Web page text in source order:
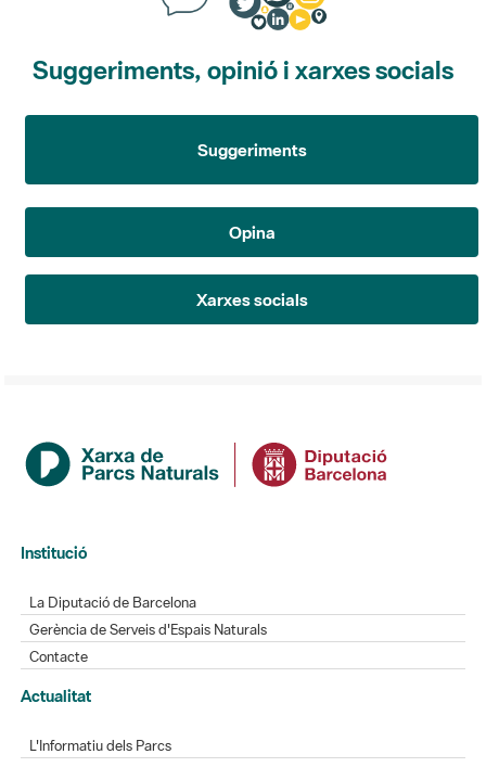
Suggeriments, opinió i xarxes socials
Suggeriments
Opina
Xarxes socials
Institució
La Diputació de Barcelona
Gerència de Serveis d'Espais Naturals
Contacte
Actualitat
L'Informatiu dels Parcs